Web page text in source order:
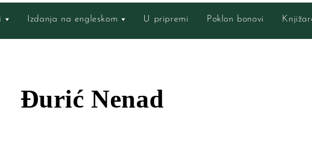
Izdanja na engleskom U pripremi Poklon bonovi
Đurić Nenad